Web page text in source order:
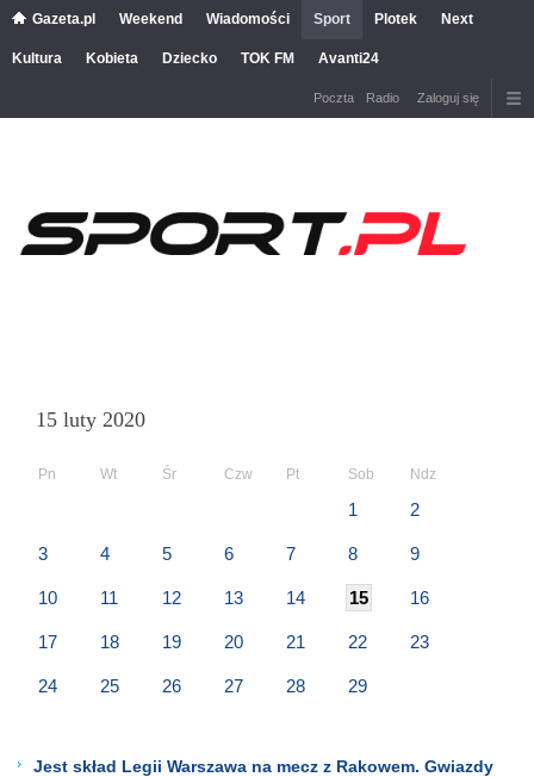
Gazeta.pl Weekend Wiadomości Sport Plotek Next
Kultura Kobieta Dziecko TOK FM Avanti24
Poczta Radio Zaloguj się
15 luty 2020
Pn Wt Śr Czw Pt Sob Ndz
1 2
3 4 5 6 7 8 9
10 11 12 13 14 15 16
17 18 19 20 21 22 23
24 25 26 27 28 29
Jest skład Legii Warszawa na mecz z Rakowem. Gwiazdy